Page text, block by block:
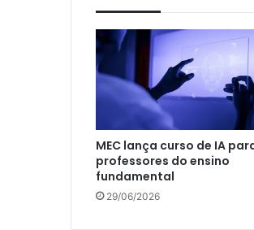
MEC lança curso de IA
professores do ensino
fundamental
29/06/2026